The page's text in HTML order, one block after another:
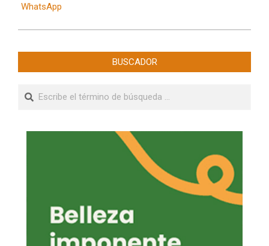
WhatsApp
BUSCADOR
Buscar